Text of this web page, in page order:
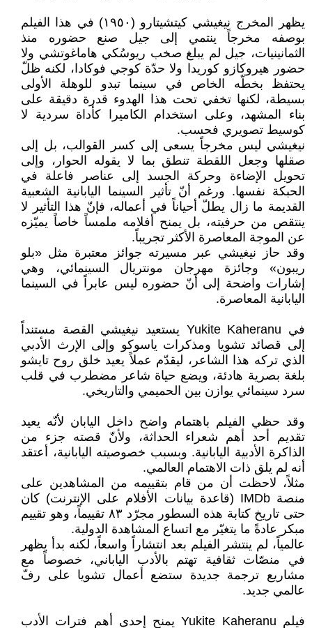
يظهر المخرج نيغيشي كيتشيتارو (١٩٥٠) في هذا الفيلم
بوصفه مخرجاً ينتمي إلى جيل صنع حضوره منذ
الثمانينيات، جيل لم يبلغ صخب ريوسُكي هاماغوتشي ولا
حضور هيروكازو كوريدا ولا حدّة كوجي فوكادا، لكنه ظلّ
يحتفظ بخطّه الخاص في سينما تبدو للوهلة الأولى
بسيطة، لكنها تخفي تحت هذا الهدوء قدرة دقيقة على
بناء المشهد، وعلى استخدام الكاميرا كأداة سردية لا
كوسيط تصويري فحسب.
نيغيشي ليس مخرجاً يسعى إلى كسر القوالب، بل إلى
صقلها وجعل اللقطة تنطق بما لا يقوله الحوار، وإلى
تحويل الإضاءة وحركة الجسد إلى عناصر فاعلة في
الحبكة نفسها. ورغم أنّ تأثير السينما اليابانية الشعبية
القديمة ما زال يطلّ أحياناً في أعماله، فإنّ هذا التأثير لا
ينتقص من حرفيته، بل يمنح أفلامه ملمساً خاصاً يميّزه
عن الموجة المعاصرة الأكثر تجريباً.
وقد حاز نيغيشي عبر مسيرته جوائز معتبرة مثل «بلو
ريبون» وجائزة مهرجان مونتريال السينمائي، وهي
إشارات واضحة إلى أنّ حضوره ليس عابراً في السينما
اليابانية المعاصرة.
في Yukite Kaheranu يستعيد نيغيشي القصة مستنداً
إلى قصائد تشويا ومذكرات ياسوكو وإلى الإرث الأدبي
الذي تركه هذا الشاعر، ليقدّم عملاً يعيد خلق روح تايشو
بلغة بصرية هادئة، ويضع حياة شاعر مضطرب في قلب
سرد سينمائي يوازن بين الحميمي والتاريخي.
وقد حظي الفيلم باهتمام واضح داخل اليابان لأنّه يعيد
تقديم أحد أهم شعراء الحداثة، ولأنّ قصته جزء من
الذاكرة الأدبية اليابانية. وبسبب خصوصيته اليابانية، أعتقد
أنه لم يلق ذات الاهتمام العالمي.
مثلاً، لاحظت أن من قام بتقييمه من المشاهدين على
منصة IMDb (قاعدة بيانات الأفلام على الإنترنت) كان
حتى تاريخ كتابة هذه السطور مجرّد ٨٣ تقييماً، وهو تقييم
مبكر عادةً ما يتغيّر مع اتساع المشاهدة الدولية.
عالمياً، لم ينتشر الفيلم بعد انتشاراً واسعاً، لكنه بدأ يظهر
في منصّات ثقافية تهتم بالأدب الياباني، خصوصاً مع
مشاريع ترجمة جديدة ستضع أعمال تشويا على رفّ
عالمي جديد.
فيلم Yukite Kaheranu يمنح إحدى أهم فترات الأدب